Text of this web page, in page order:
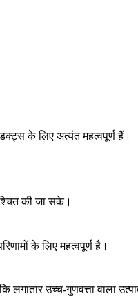
के लिए अत्यंत महत्वपूर्ण हैं।
की जा सके।
के लिए महत्वपूर्ण है।
उच्च-गुणवत्ता वाला